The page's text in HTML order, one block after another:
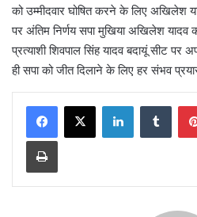
को उम्मीदवार घोषित करने के लिए अखिलेश
पर अंतिम निर्णय सपा मुखिया अखिलेश यादव
प्रत्याशी शिवपाल सिंह यादव बदायूं सीट पर
ही सपा को जीत दिलाने के लिए हर संभव
LinkedIn
Print